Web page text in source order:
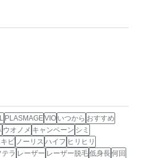
PLASMAGEVIO いつから おすすめ
ウオノメ キャンペーン シミ
キビ ノーリス ハイフ ヒリヒリ
テラ レーザー レーザー脱毛低身長何回